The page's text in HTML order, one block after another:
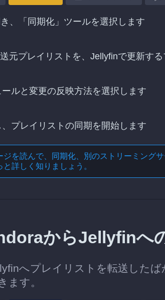
、「同期化」ツールを選択します
元プレイリストを、Jellyfinで更新す
ルと変更の反映方法を選択します
プレイリストの同期を開始します
を読んで、 同期化、別のストリーミング
詳しく知りましょう。
からJellyfinへ
へプレイリストを転送した
ます。